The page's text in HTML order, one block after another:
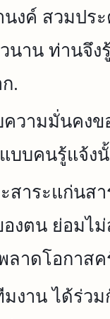
นงค์ สวมป
าน ท่านจึง
.
บความมั่นค
บบคนรู้แจ้ง
สาระแก่นส
งตน ย่อมไ
ลาดโอกาสค
งาน ได้ร่ว